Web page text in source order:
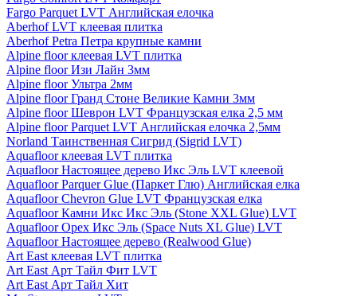
Fargo Parquet LVT Английская елочка
Aberhof LVT клеевая плитка
Aberhof Petra Петра крупные камни
Alpine floor клеевая LVT плитка
Alpine floor Изи Лайн 3мм
Alpine floor Ультра 2мм
Alpine floor Гранд Стоне Великие Камни 3мм
Alpine floor Шеврон LVT Французская елка 2,5 мм
Alpine floor Parquet LVT Английская елочка 2,5мм
Norland Таинственная Сигрид (Sigrid LVT)
Aquafloor клеевая LVT плитка
Aquafloor Настоящее дерево Икс Эль LVT клеевой
Aquafloor Parquer Glue (Паркет Глю) Английская елка
Aquafloor Chevron Glue LVT Французская елка
Aquafloor Камни Икс Икс Эль (Stone XXL Glue) LVT
Aquafloor Орех Икс Эль (Space Nuts XL Glue) LVT
Aquafloor Настоящее дерево (Realwood Glue)
Art East клеевая LVT плитка
Art East Арт Тайл Фит LVT
Art East Арт Тайл Хит